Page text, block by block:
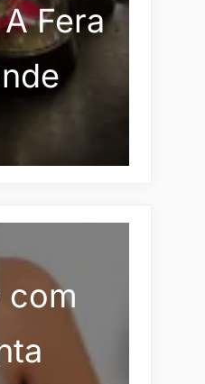
Fera
com